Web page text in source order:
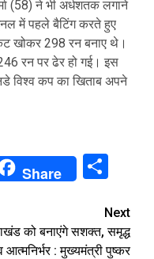
(58) ने भी अर्धशतक लगाने
में पहले बैटिंग करते हुए
खोकर 298 रन बनाए थे।
रन पर ढेर हो गई। इस
विश्व कप का खिताब अपने
Share
Next
को बनाएंगे सशक्त, समृद्ध
आत्मनिर्भर : मुख्यमंत्री पुष्कर